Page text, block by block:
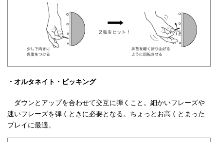
・オルタネイト・ピッキング
ダウンとアップを合わせて交互に弾くこと。細かいフレーズや
速いフレーズを弾くときに必要となる。ちょっとお高くとまった
プレイに最適。